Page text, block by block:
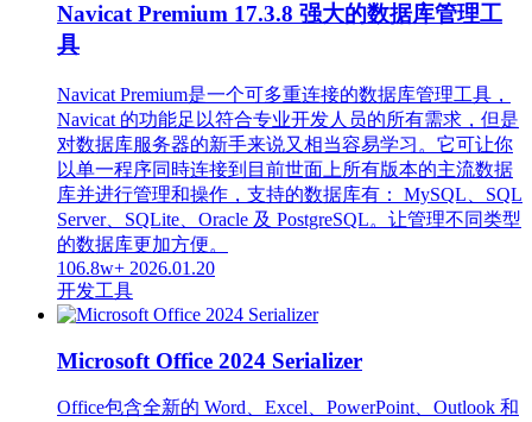
Navicat Premium 17.3.8 强大的数据库管理工
具
Navicat Premium是一个可多重连接的数据库管理工具，
Navicat 的功能足以符合专业开发人员的所有需求，但是
对数据库服务器的新手来说又相当容易学习。它可让你
以单一程序同時连接到目前世面上所有版本的主流数据
库并进行管理和操作，支持的数据库有： MySQL、SQL
Server、SQLite、Oracle 及 PostgreSQL。让管理不同类型
的数据库更加方便。
106.8w+ 2026.01.20
开发工具
Microsoft Office 2024 Serializer
Office包含全新的 Word、Excel、PowerPoint、Outlook 和